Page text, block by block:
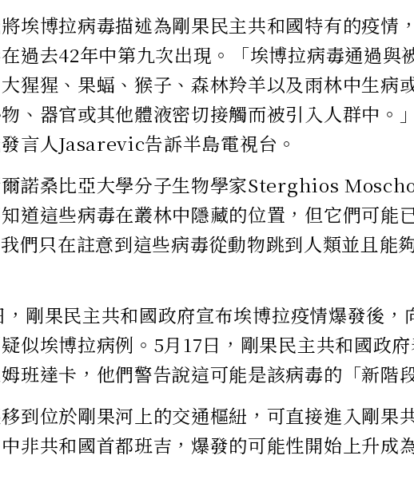
埃博拉病毒描述為剛果民主共和國特有的疫情
過去42年中第九次出現。「埃博拉病毒通過與
猩猩、果蝠、猴子、森林羚羊以及雨林中生病
、器官或其他體液密切接觸而被引入人群中。
言人Jasarevic告訴半島電視台。
諾桑比亞大學分子生物學家Sterghios
知道這些病毒在叢林中隱藏的位置，但它們可能
們只在註意到這些病毒從動物跳到人類並且能
，剛果民主共和國政府宣布埃博拉疫情爆發後，
似埃博拉病例。5月17日，剛果民主共和國政
班達卡，他們警告說這可能是該病毒的「新階
到位於剛果河上的交通樞紐，可直接進入剛果
非共和國首都班吉，爆發的可能性開始上升成